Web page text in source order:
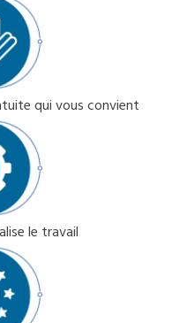
qui vous convient
le travail